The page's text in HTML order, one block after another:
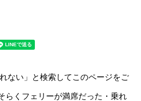
ない」と検索してこのページをご
らくフェリーが満席だった・乗れ